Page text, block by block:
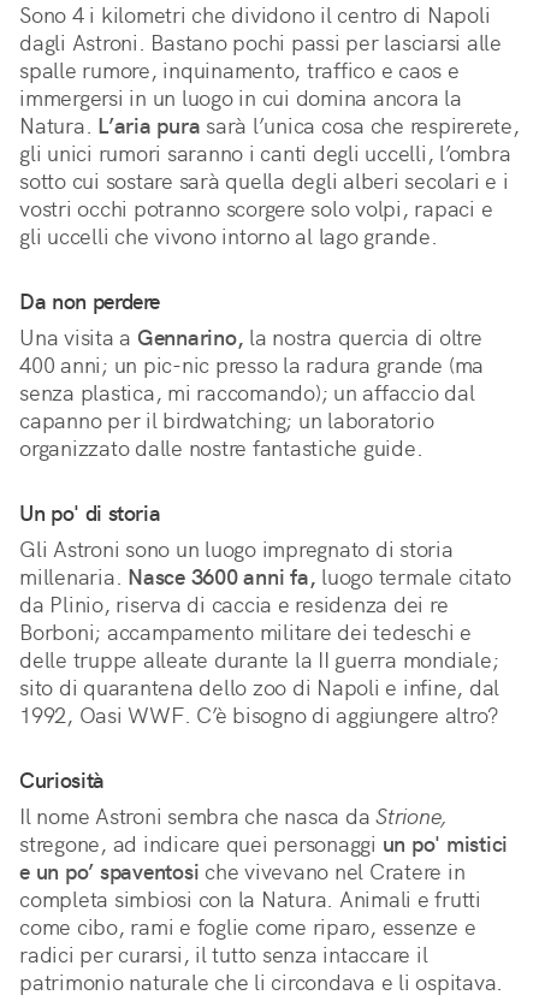
Sono 4 i kilometri che dividono il centro di Napoli
dagli Astroni. Bastano pochi passi per lasciarsi alle
spalle rumore, inquinamento, traffico e caos e
immergersi in un luogo in cui domina ancora la
Natura. L’aria pura sarà l’unica cosa che respirerete,
gli unici rumori saranno i canti degli uccelli, l’ombra
sotto cui sostare sarà quella degli alberi secolari e i
vostri occhi potranno scorgere solo volpi, rapaci e
gli uccelli che vivono intorno al lago grande.
Da non perdere
Una visita a Gennarino, la nostra quercia di oltre
400 anni; un pic-nic presso la radura grande (ma
senza plastica, mi raccomando); un affaccio dal
capanno per il birdwatching; un laboratorio
organizzato dalle nostre fantastiche guide.
Un po' di storia
Gli Astroni sono un luogo impregnato di storia
millenaria. Nasce 3600 anni fa, luogo termale citato
da Plinio, riserva di caccia e residenza dei re
Borboni; accampamento militare dei tedeschi e
delle truppe alleate durante la II guerra mondiale;
sito di quarantena dello zoo di Napoli e infine, dal
1992, Oasi WWF. C’è bisogno di aggiungere altro?
Curiosità
Il nome Astroni sembra che nasca da Strione,
stregone, ad indicare quei personaggi un po' mistici
e un po’ spaventosi che vivevano nel Cratere in
completa simbiosi con la Natura. Animali e frutti
come cibo, rami e foglie come riparo, essenze e
radici per curarsi, il tutto senza intaccare il
patrimonio naturale che li circondava e li ospitava.